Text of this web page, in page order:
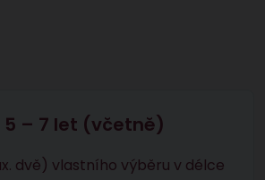
5 – 7 let (včetně)
dvě) vlastního výběru v délce